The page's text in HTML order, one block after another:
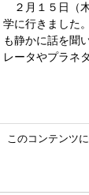
２月１５日（
学に行きました
も静かに話を聞
レータやプラネ
このコンテンツ